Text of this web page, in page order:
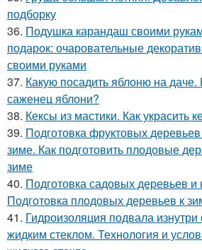
подборку
36. Подушка карандаш своими
подарок: очаровательные
своими руками
37. Какую посадить яблоню на даче.
саженец яблони?
38. Кексы из мастики. Как украсить
39. Подготовка фруктовых деревьев
зиме. Как подготовить плодовые
зиме
40. Подготовка садовых деревьев и
Подготовка плодовых деревьев к
41. Гидроизоляция подвала изнутри
жидким стеклом. Технология и